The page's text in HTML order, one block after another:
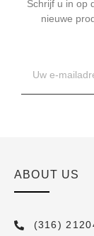
Schrijf u in op
nieuwe
ABOUT US
(316)